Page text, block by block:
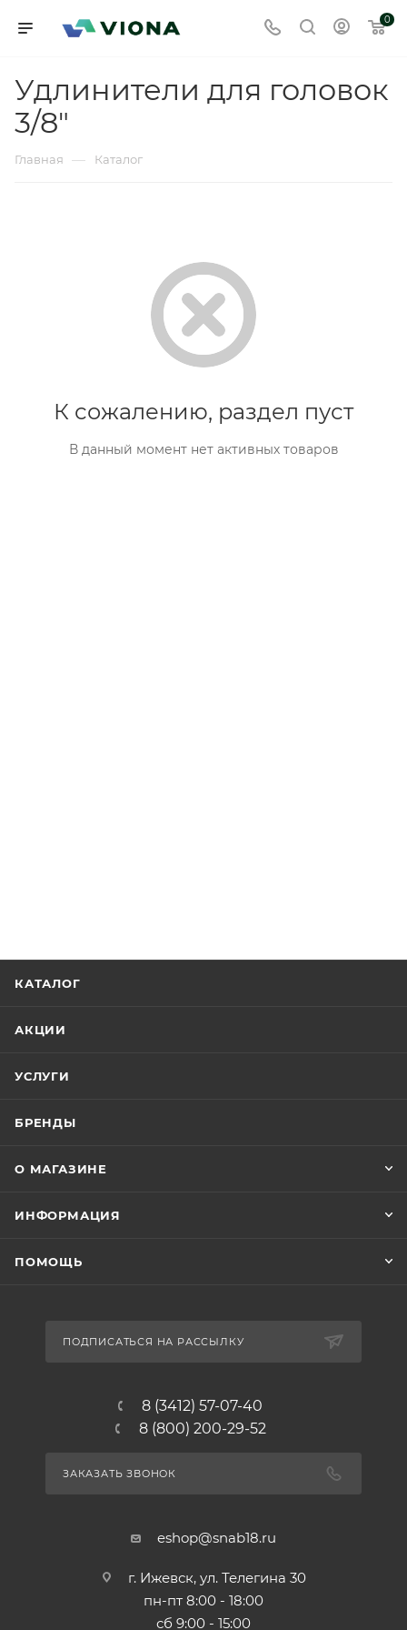
0
Удлинители для головок
3/8"
Главная — Каталог
К сожалению, раздел пуст
В данный момент нет активных товаров
КАТАЛОГ
АКЦИИ
УСЛУГИ
БРЕНДЫ
О МАГАЗИНЕ
ИНФОРМАЦИЯ
ПОМОЩЬ
ПОДПИСАТЬСЯ НА РАССЫЛКУ
8 (3412) 57-07-40
8 (800) 200-29-52
ЗАКАЗАТЬ ЗВОНОК
eshop@snab18.ru
г. Ижевск, ул. Телегина 30
пн-пт 8:00 - 18:00
сб 9:00 - 15:00